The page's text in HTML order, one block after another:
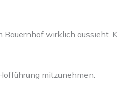
wirklich aussieht.
mitzunehmen.